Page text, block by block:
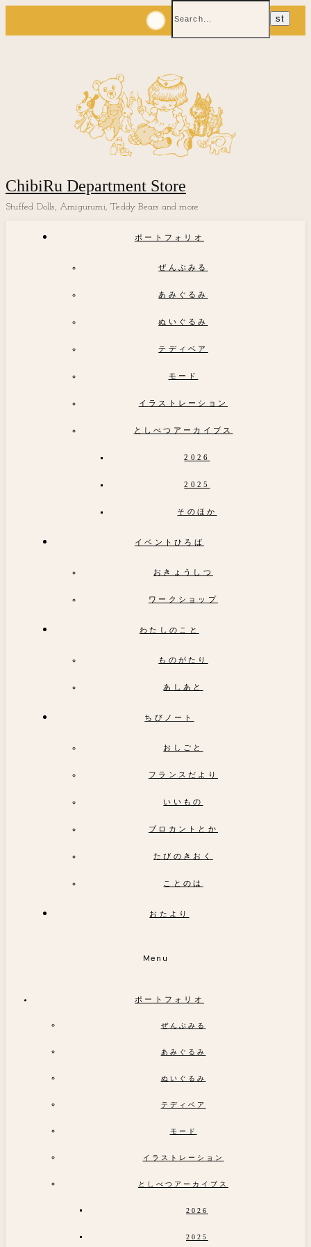
ChibiRu Department Store
Stuffed Dolls, Amigurumi, Teddy Bears and more
ポートフォリオ
ぜんぶみる
あみぐるみ
ぬいぐるみ
テディベア
モード
イラストレーション
としべつアーカイブス
2026
2025
そのほか
イベントひろば
おきょうしつ
ワークショップ
わたしのこと
ものがたり
あしあと
ちびノート
おしごと
フランスだより
いいもの
ブロカントとか
たびのきおく
ことのは
おたより
Menu
ポートフォリオ
ぜんぶみる
あみぐるみ
ぬいぐるみ
テディベア
モード
イラストレーション
としべつアーカイブス
2026
2025